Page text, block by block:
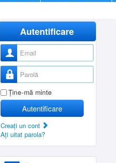
Autentificare
Nume utilizator
Parolă
Ţine-mă minte
Autentificare
Creaţi un cont
Aţi uitat parola?